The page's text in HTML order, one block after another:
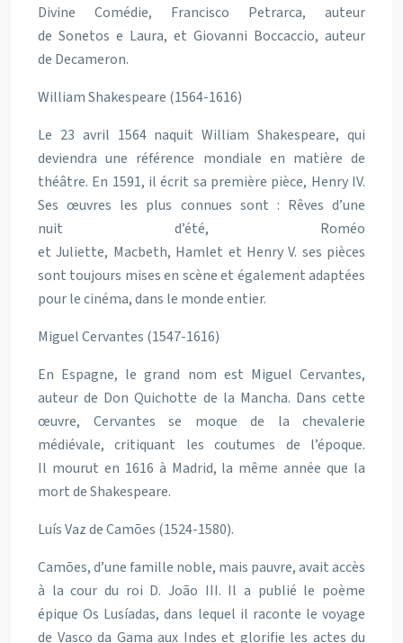
Divine Comédie, Francisco Petrarca, auteur
de Sonetos e Laura, et Giovanni Boccaccio, auteur
de Decameron.
William Shakespeare (1564-1616)
Le 23 avril 1564 naquit William Shakespeare, qui
deviendra une référence mondiale en matière de
théâtre. En 1591, il écrit sa première pièce, Henry IV.
Ses œuvres les plus connues sont : Rêves d’une
nuit d’été, Roméo
et Juliette, Macbeth, Hamlet et Henry V. ses pièces
sont toujours mises en scène et également adaptées
pour le cinéma, dans le monde entier.
Miguel Cervantes (1547-1616)
En Espagne, le grand nom est Miguel Cervantes,
auteur de Don Quichotte de la Mancha. Dans cette
œuvre, Cervantes se moque de la chevalerie
médiévale, critiquant les coutumes de l’époque.
Il mourut en 1616 à Madrid, la même année que la
mort de Shakespeare.
Luís Vaz de Camões (1524-1580).
Camões, d’une famille noble, mais pauvre, avait accès
à la cour du roi D. João III. Il a publié le poème
épique Os Lusíadas, dans lequel il raconte le voyage
de Vasco da Gama aux Indes et glorifie les actes du